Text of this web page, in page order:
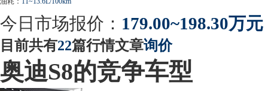
今日市场报价： 179.00~198.30万元
目前共有22篇行情文章询价
奥迪S8的竞争车型